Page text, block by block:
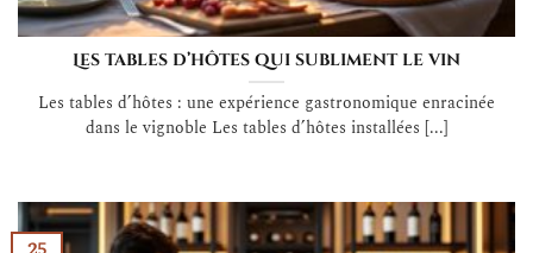
Les tables d’hôtes qui subliment le vin
Les tables d’hôtes : une expérience gastronomique enracinée
dans le vignoble Les tables d’hôtes installées [...]